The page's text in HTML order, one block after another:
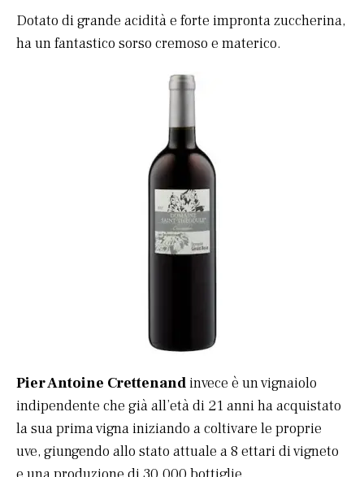
Dotato di grande acidità e forte impronta zuccherina,
ha un fantastico sorso cremoso e materico.
Pier Antoine Crettenandinvece è un vignaiolo
indipendente che già all’età di 21 anni ha acquistato
la sua prima vigna iniziando a coltivare le proprie
uve, giungendo allo stato attuale a 8 ettari di vigneto